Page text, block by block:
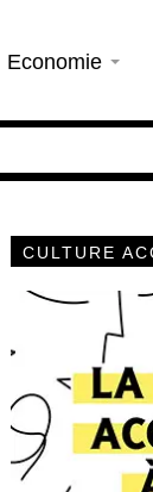
Economie
CULTURE